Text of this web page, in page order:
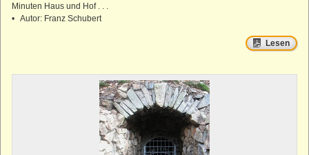
Minuten Haus und Hof . . .
• Autor: Franz Schubert
Lesen